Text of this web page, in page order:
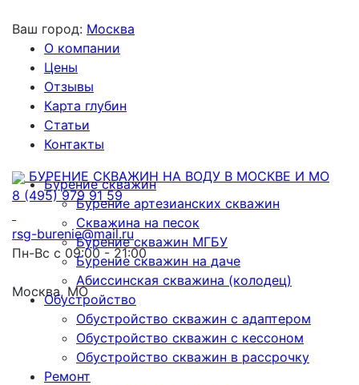
Ваш город: Москва
О компании
Цены
Отзывы
Карта глубин
Статьи
Контакты
БУРЕНИЕ СКВАЖИН НА ВОДУ В МОСКВЕ И МО
8 (495) 979 91 59
rsg-burenie@mail.ru
Пн-Вс с 09:00 - 21:00
Москва, МО
Бурение скважин
Бурение артезианских скважин
Скважина на песок
Бурение скважин МГБУ
Бурение скважин на даче
Абиссинская скважина (колодец)
Обустройство
Обустройство скважин с адаптером
Обустройство скважин с кессоном
Обустройство скважин в рассрочку
Ремонт